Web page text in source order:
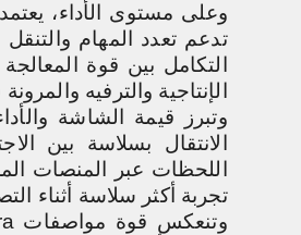
وعلى مستوى الأداء، يعتمد
تدعم تعدد المهام
التكامل بين قوة
الإنتاجية والترفيه
وتبرز قيمة الشاشة
الانتقال بسلاسة بين
تجربة أكثر سلاسة أثناء
وتنعكس قوة مواصفات